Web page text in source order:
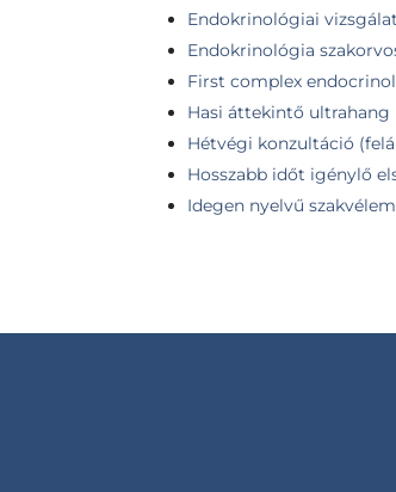
Endokrinológiai
Endokrinológia
First complex
Hasi áttekintő ultrahang
Hétvégi konzultáció
Hosszabb időt igénylő
Idegen nyelvű